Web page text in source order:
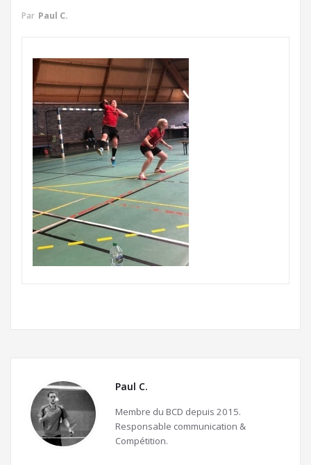
Par Paul C.
Paul C.
Membre du BCD depuis 2015.
Responsable communication &
Compétition.